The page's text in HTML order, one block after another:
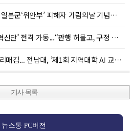
’ 피해자 기림의날 기념식 개최 시민·청소년 평화와 연…
전격 가동...“관행 허물고, 구정 대혁신 시동”
전남대, ‘제1회 지역대학 AI 교육 아카데미’ 성료
기사 목록
뉴스통 PC버전